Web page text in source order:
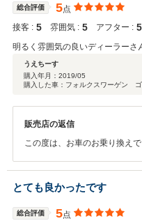
総合評価 5点
接客 : 5 雰囲気 : 5 アフター : 5
明るく雰囲気の良いディーラーさ
うえちーす
購入年月： 2019/05
購入した車：フォルクスワーゲン
販売店の返信
この度は、お車のお乗り換え
これからも、メンテナンスな
末永いお付き合いをお願いいた
とても良かったです
総合評価 5点